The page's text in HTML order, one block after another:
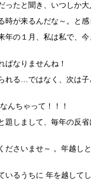
ったと聞き、いつしか大
時が来るんだな～。と感
年の１月、私は私で、
ばなりませんね！
れる…ではなく、次は子
んちゃって！！！
題しまして、毎年の反
ださいませ～ 。年越し
るうちに 年を越して